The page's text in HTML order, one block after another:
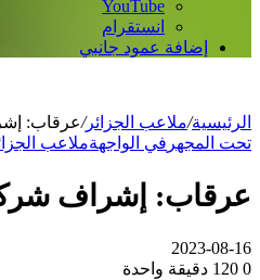
‫YouTube
انستقرام
إضافة عمود جانبي
الرئيسية/ملاعب الجزائر/عرقاب:
تحت المجهر في الواجهةملاعب
عرقاب: إشراف شركة
2023-08-16
0
دقيقة واحدة